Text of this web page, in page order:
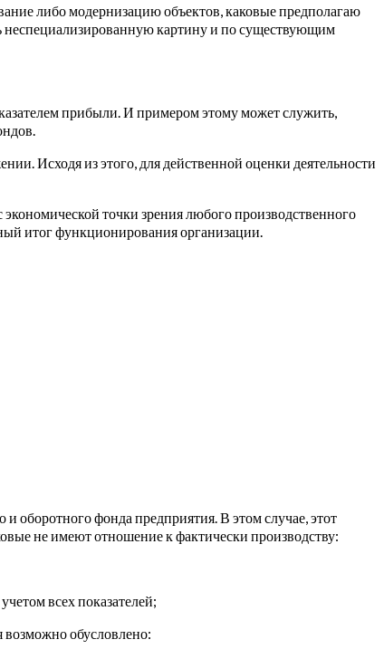
либо модернизацию объектов, каковые предполагаю
неспециализированную картину и по существующим
прибыли.И примером этому может служить,
Исходя из этого, для действенной оценки деятельности
точки зрения любого производственного
итог функционирования организации.
оборотного фонда предприятия. В этом случае, этот
не имеют отношение к фактически производству:
всех показателей;
возможно обусловлено: